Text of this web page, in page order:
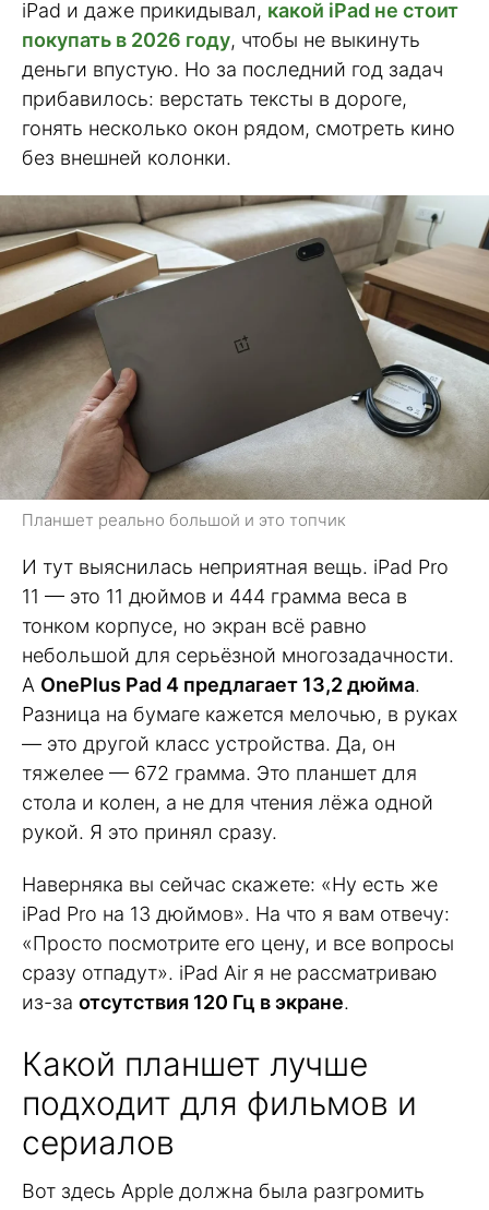
iPad и даже прикидывал, какой iPad не стоит
покупать в 2026 году, чтобы не выкинуть
деньги впустую. Но за последний год задач
прибавилось: верстать тексты в дороге,
гонять несколько окон рядом, смотреть кино
без внешней колонки.
Планшет реально большой и это топчик
И тут выяснилась неприятная вещь. iPad Pro
11 — это 11 дюймов и 444 грамма веса в
тонком корпусе, но экран всё равно
небольшой для серьёзной многозадачности.
А OnePlus Pad 4 предлагает 13,2 дюйма.
Разница на бумаге кажется мелочью, в руках
— это другой класс устройства. Да, он
тяжелее — 672 грамма. Это планшет для
стола и колен, а не для чтения лёжа одной
рукой. Я это принял сразу.
Наверняка вы сейчас скажете: «Ну есть же
iPad Pro на 13 дюймов». На что я вам отвечу:
«Просто посмотрите его цену, и все вопросы
сразу отпадут». iPad Air я не рассматриваю
из-за отсутствия 120 Гц в экране.
Какой планшет лучше
подходит для фильмов и
сериалов
Вот здесь Apple должна была разгромить